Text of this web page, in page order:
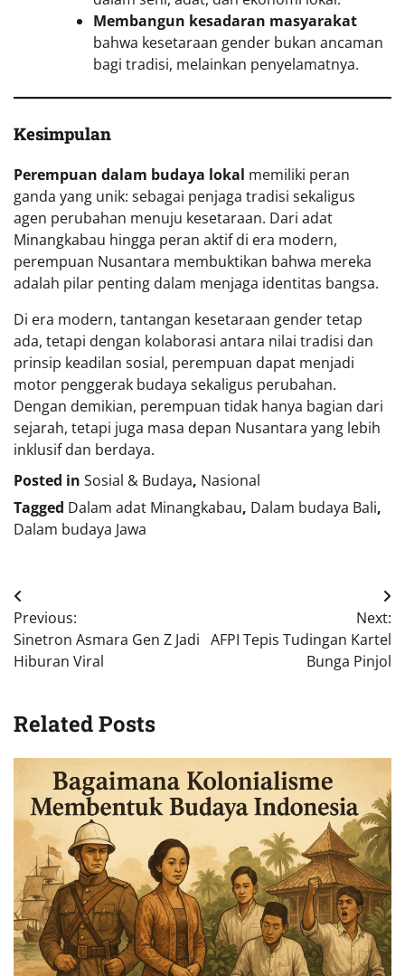
Membangun kesadaran masyarakat
bahwa kesetaraan gender bukan ancaman
bagi tradisi, melainkan penyelamatnya.
Kesimpulan
Perempuan dalam budaya lokal memiliki peran
ganda yang unik: sebagai penjaga tradisi sekaligus
agen perubahan menuju kesetaraan. Dari adat
Minangkabau hingga peran aktif di era modern,
perempuan Nusantara membuktikan bahwa mereka
adalah pilar penting dalam menjaga identitas bangsa.
Di era modern, tantangan kesetaraan gender tetap
ada, tetapi dengan kolaborasi antara nilai tradisi dan
prinsip keadilan sosial, perempuan dapat menjadi
motor penggerak budaya sekaligus perubahan.
Dengan demikian, perempuan tidak hanya bagian dari
sejarah, tetapi juga masa depan Nusantara yang lebih
inklusif dan berdaya.
Posted in Sosial & Budaya, Nasional
Tagged Dalam adat Minangkabau, Dalam budaya Bali,
Dalam budaya Jawa
Navigasi
pos
Previous:
Sinetron Asmara Gen Z Jadi
Hiburan Viral
Next:
AFPI Tepis Tudingan Kartel
Bunga Pinjol
Related Posts